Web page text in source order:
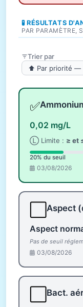
🧪 RÉSULTATS
PAR PARAMÈTRE,
Trier par
✅
0,02 mg/L
Ⓛ Limite : ≥ et
20% du seuil
03/08/2026
Aspect
Aspect
Pas de seuil
03/08/2026
Bact.